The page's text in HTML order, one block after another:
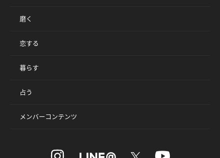
磨く
恋する
暮らす
占う
メンバーコンテンツ